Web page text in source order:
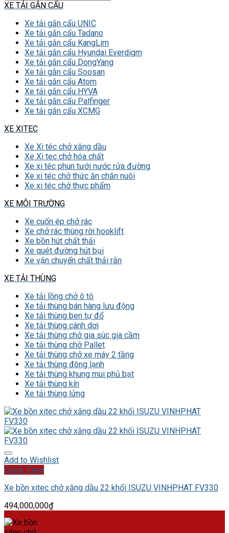
XE TẢI GẮN CẨU
Xe tải gắn cẩu UNIC
Xe tải gắn cẩu Tadano
Xe tải gắn cẩu KangLim
Xe tải gắn cẩu Hyundai Everdigm
Xe tải gắn cẩu DongYang
Xe tải gắn cẩu Soosan
Xe tải gắn cẩu Atom
Xe tải gắn cẩu HYVA
Xe tải gắn cẩu Palfinger
Xe tải gắn cẩu XCMG
XE XITEC
Xe Xi téc chở xăng dầu
Xe Xi tec chở hóa chất
Xe xi téc phun tưới nước rửa đường
Xe xi téc chở thức ăn chăn nuôi
Xe xi téc chở thực phẩm
XE MÔI TRƯỜNG
Xe cuốn ép chở rác
Xe chở rác thùng rời hooklift
Xe bồn hút chất thải
Xe quét đường hút bụi
Xe vận chuyển chất thải rắn
XE TẢI THÙNG
Xe tải lồng chở ô tô
Xe tải thùng bán hàng lưu động
Xe tải thùng ben tự đổ
Xe tải thùng cánh dơi
Xe tải thùng chở gia súc gia cầm
Xe tải thùng chở Pallet
Xe tải thùng chở xe máy 2 tầng
Xe tải thùng đông lạnh
Xe tải thùng khung mui phủ bạt
Xe tải thùng kín
Xe tải thùng lửng
Add to Wishlist
Quick View
Xe bồn xitec chở xăng dầu 22 khối ISUZU VINHPHAT FV330
494,000,000₫